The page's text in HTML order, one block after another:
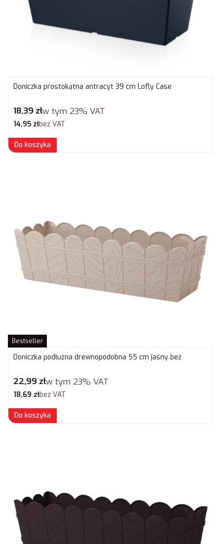
Doniczka prostokątna antracyt 39 cm Lofly Case
Cena brutto
18,39 złw tym 23% VAT
Cena netto
14,95 złbez VAT
Do koszyka
Bestseller
Doniczka podłużna drewnopodobna 55 cm jasny beż
Cena brutto
22,99 złw tym 23% VAT
Cena netto
18,69 złbez VAT
Do koszyka